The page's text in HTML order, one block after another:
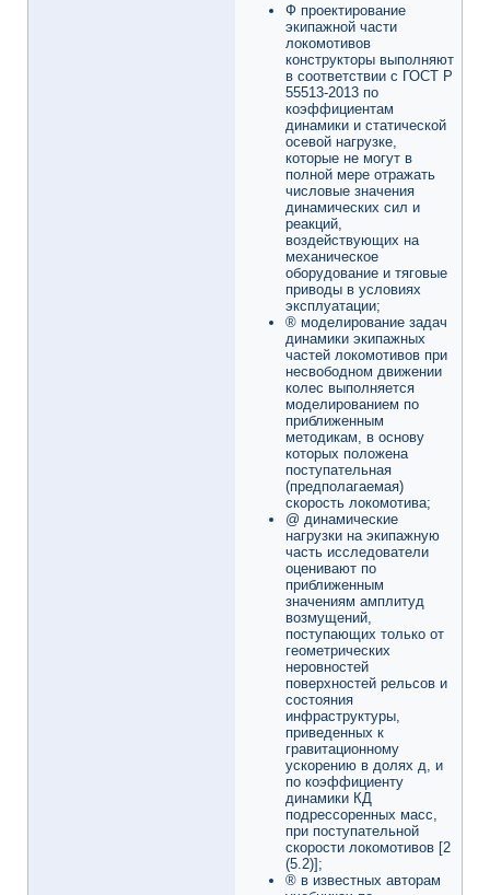
Ф проектирование
экипажной части
локомотивов
конструкторы выполняют
в соответствии с ГОСТ Р
55513-2013 по
коэффициентам
динамики и статической
осевой нагрузке,
которые не могут в
полной мере отражать
числовые значения
динамических сил и
реакций,
воздействующих на
механическое
оборудование и тяговые
приводы в условиях
эксплуатации;
® моделирование задач
динамики экипажных
частей локомотивов при
несвободном движении
колес выполняется
моделированием по
приближенным
методикам, в основу
которых положена
поступательная
(предполагаемая)
скорость локомотива;
@ динамические
нагрузки на экипажную
часть исследователи
оценивают по
приближенным
значениям амплитуд
возмущений,
поступающих только от
геометрических
неровностей
поверхностей рельсов и
состояния
инфраструктуры,
приведенных к
гравитационному
ускорению в долях д, и
по коэффициенту
динамики КД
подрессоренных масс,
при поступательной
скорости локомотивов [2
(5.2)];
® в известных авторам